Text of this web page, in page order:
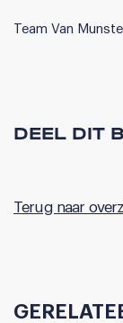
Team Van
DEEL DIT
Terug naar